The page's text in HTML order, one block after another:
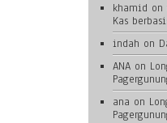
khamid on
Kas
indah on
ANA on
ana on